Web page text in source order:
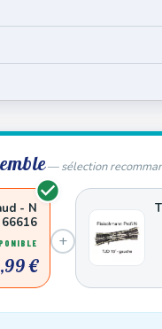
— sélection
- N
€
+